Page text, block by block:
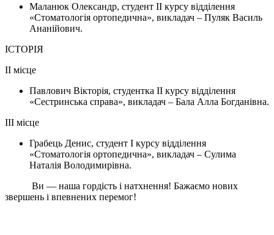
Маланюк Олександр, студент ІІ курсу відділення
«Стоматологія ортопедична», викладач – Пуляк Василь
Ананійович.
ІСТОРІЯ
ІІ місце
Павлович Вікторія, студентка ІІ курсу відділення
«Сестринська справа», викладач – Бала Алла Богданівна.
ІІІ місце
Грабець Денис, студент І курсу відділення
«Стоматологія ортопедична», викладач – Сулима
Наталія Володимирівна.
Ви — наша гордість і натхнення! Бажаємо нових
звершень і впевнених перемог!